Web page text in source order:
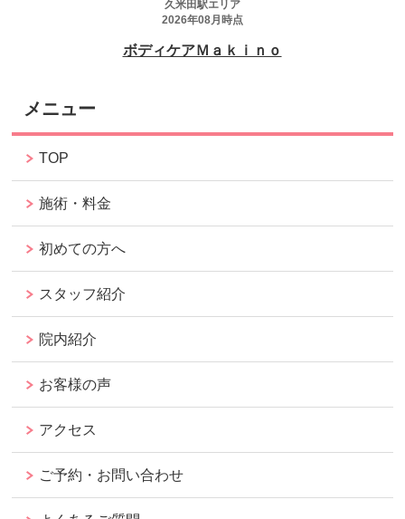
メニュー
TOP
施術・料金
初めての方へ
スタッフ紹介
院内紹介
お客様の声
アクセス
ご予約・お問い合わせ